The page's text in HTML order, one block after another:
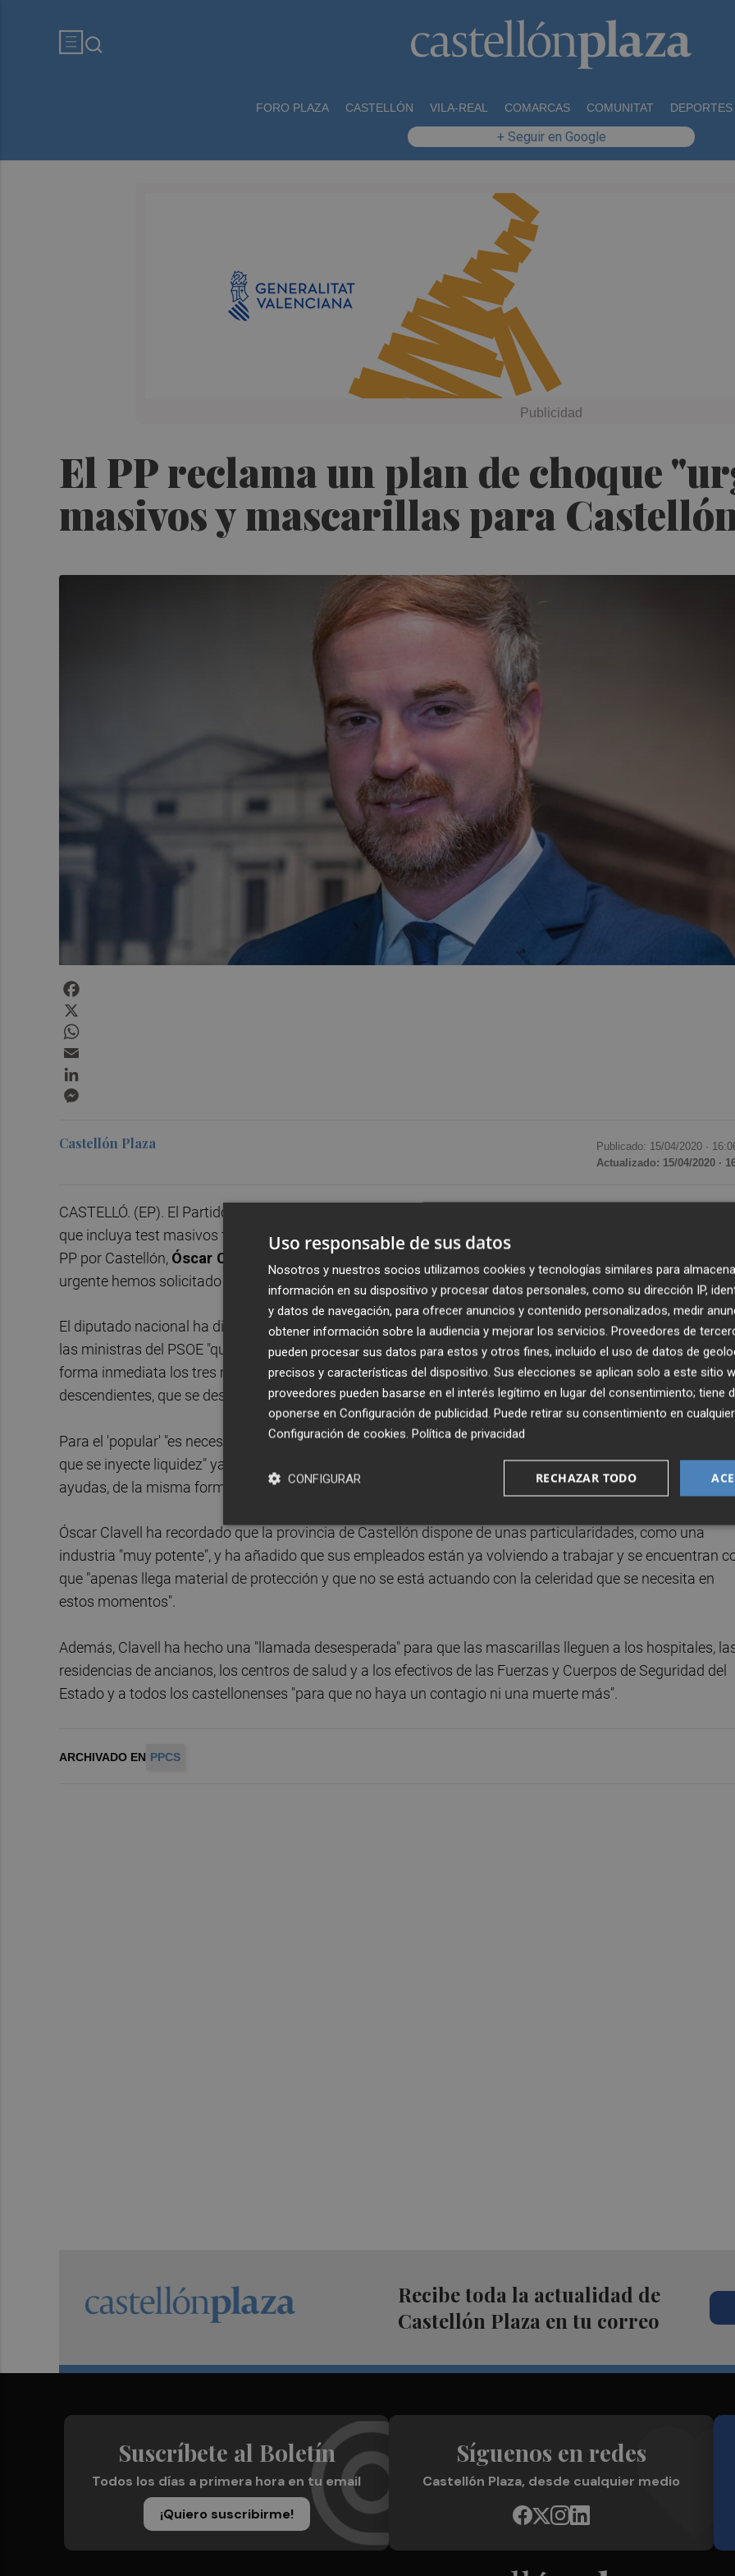
FORO PLAZA CASTELLÓN VILA-REAL COMARCAS COMUNITAT DEPORTES
+ Seguir en Google
El PP reclama un plan de choque
masivos y mascarillas para
Castellón Plaza Publicado: 15/04/2020 ·
Actualizado: 15/04/2020 ·
CASTELLÓ. (EP). El Partido Popular de Castellón ha reclamado este miércoles un plan de choque "urgente"
que incluya test masivos fiables y mascarillas para la provincia. Así lo ha explicado el diputado nacional del
PP por Castellón, Óscar Clavell
, quien considera que "el Gobierno debe actuar de una vez y de forma
urgente hemos solicitado un plan choque para la provincia de Castellón".
El diputado nacional ha dicho que quiere para los vecinos de la provincia los mismos privilegios que
las ministras del PSOE "que se han hecho tres test". Además, "es urgente que el Ejecutivo tramite y abone
forma inmediata los tres millones de prestaciones por ERTE y que incluya los suplementos por
descendientes, que se descolapse ya para que estas familias puedan llegar a fin de mes", ha demandado.
Para el 'popular' "es necesario que se activen de una vez medidas a favor de las pymes y de los autónomos
que se inyecte liquidez" ya que "después de semanas de promesas, la realidad es que no están llegando
ayudas, de la misma forma que no llega el material".
Óscar Clavell ha recordado que la provincia de Castellón dispone de unas particularidades, como una
industria "muy potente", y ha añadido que sus empleados están ya volviendo a trabajar y se encuentran
que "apenas llega material de protección y que no se está actuando con la celeridad que se necesita en
estos momentos".
Además, Clavell ha hecho una "llamada desesperada" para que las mascarillas lleguen a los hospitales,
residencias de ancianos, los centros de salud y a los efectivos de las Fuerzas y Cuerpos de Seguridad del
Estado y a todos los castellonenses "para que no haya un contagio ni una muerte más".
ARCHIVADO EN PPCS
Recibe toda la actualidad de
Castellón Plaza en tu correo
Suscríbete al Boletín
Todos los días a primera hora en tu email
¡Quiero suscribirme!
Síguenos en redes
Castellón Plaza, desde cualquier medio
Uso responsable de sus datos
Nosotros y nuestros socios utilizamos cookies y tecnologías similares para
información en su dispositivo y procesar datos personales, como su dirección IP,
y datos de navegación, para ofrecer anuncios y contenido personalizados, medir
obtener información sobre la audiencia y mejorar los servicios. Proveedores de
pueden procesar sus datos para estos y otros fines, incluido el uso de datos de
precisos y características del dispositivo. Sus elecciones se aplican solo a este sitio
proveedores pueden basarse en el interés legítimo en lugar del consentimiento; tiene
oponerse en Configuración de publicidad. Puede retirar su consentimiento en
Configuración de cookies. Política de privacidad
RECHAZAR TODO
CONFIGURAR